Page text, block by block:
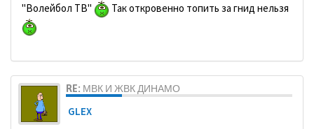
"Волейбол ТВ"
Так откровенно топить за гнид нельзя
RE: МВК И ЖВК ДИНАМО
GLEX